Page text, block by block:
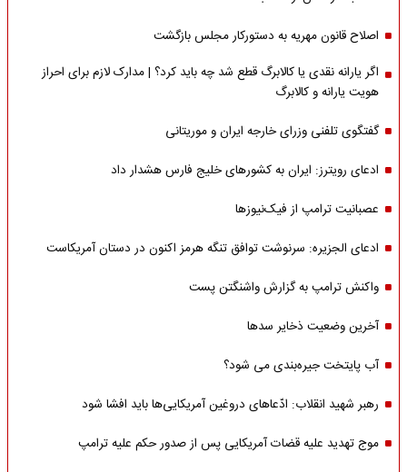
اصلاح قانون مهریه به دستورکار مجلس بازگشت
اگر یارانه نقدی یا کالابرگ قطع شد چه باید کرد؟ | مدارک لازم برای احراز
هویت یارانه و کالابرگ
گفتگوی تلفنی وزرای خارجه ایران و موریتانی
ادعای رویترز: ایران به کشورهای خلیج فارس هشدار داد
عصبانیت ترامپ از فیک‌نیوزها
ادعای الجزیره: سرنوشت توافق تنگه هرمز اکنون در دستان آمریکاست
واکنش ترامپ به گزارش واشنگتن پست
آخرین وضعیت ذخایر سدها
آب پایتخت جیره‌بندی می شود؟
رهبر شهید انقلاب: ادّعاهای دروغین آمریکایی‌ها باید افشا شود
موج تهدید علیه قضات آمریکایی پس از صدور حکم علیه ترامپ